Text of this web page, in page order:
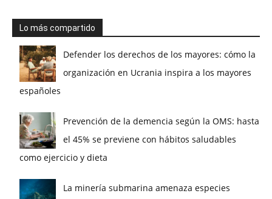
Lo más compartido
Defender los derechos de los mayores: cómo la
organización en Ucrania inspira a los mayores
españoles
Prevención de la demencia según la OMS: hasta
el 45% se previene con hábitos saludables
como ejercicio y dieta
La minería submarina amenaza especies